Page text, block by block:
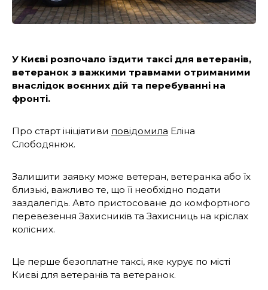
У Києві розпочало їздити таксі для ветеранів,
ветеранок з важкими травмами отриманими
внаслідок воєнних дій та перебуванні на
фронті.
Про старт ініціативи повідомила Еліна
Слободянюк.
Залишити заявку може ветеран, ветеранка або їх
близькі, важливо те, що її необхідно подати
заздалегідь. Авто пристосоване до комфортного
перевезення Захисників та Захисниць на кріслах
колісних.
Це перше безоплатне таксі, яке курує по місті
Києві для ветеранів та ветеранок.